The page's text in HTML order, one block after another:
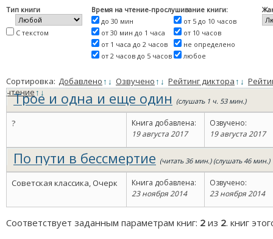
Тип книги
С текстом
Время на чтение-прослушивание книги:
до 30 мин
от 30 мин до 1 часа
от 1 часа до 2 часов
от 2 часов до 5 часов
от 5 до 10 часов
от 10 часов
не определено
любое
Сортировка: Добавлено↑ ↓ Озвучено↑ ↓ Рейтинг диктора↑ ↓
чтение↑↓
Трое и одна и еще один (слушать 1 ч. 53 мин.)
?
Книга добавлена:
19 августа 2017
Озвучено:
19 августа 2017
По пути в бессмертие (читать 36 мин.) (слушать 46 мин.)
Советская классика, Очерк
Книга добавлена:
23 ноября 2014
Озвучено:
23 ноября 2014
Соответствует заданным параметрам книг: 2 из 2. книг